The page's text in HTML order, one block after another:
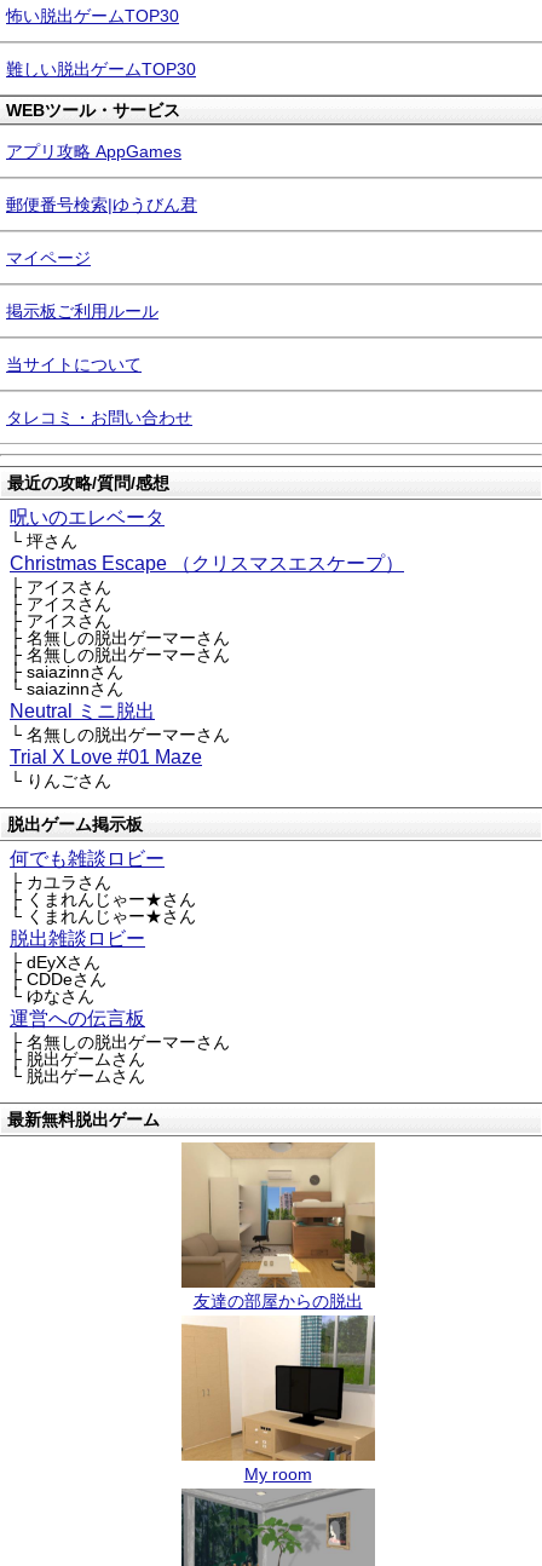
怖い脱出ゲームTOP30
難しい脱出ゲームTOP30
WEBツール・サービス
アプリ攻略 AppGames
郵便番号検索|ゆうびん君
マイページ
掲示板ご利用ルール
当サイトについて
タレコミ・お問い合わせ
最近の攻略/質問/感想
呪いのエレベータ
└ 坪さん
Christmas Escape （クリスマスエスケープ）
├ アイスさん
├ アイスさん
├ アイスさん
├ 名無しの脱出ゲーマーさん
├ 名無しの脱出ゲーマーさん
├ saiazinnさん
└ saiazinnさん
Neutral ミニ脱出
└ 名無しの脱出ゲーマーさん
Trial X Love #01 Maze
└ りんごさん
脱出ゲーム掲示板
何でも雑談ロビー
├ カユラさん
├ くまれんじゃー★さん
└ くまれんじゃー★さん
脱出雑談ロビー
├ dEyXさん
├ CDDeさん
└ ゆなさん
運営への伝言板
├ 名無しの脱出ゲーマーさん
├ 脱出ゲームさん
└ 脱出ゲームさん
最新無料脱出ゲーム
友達の部屋からの脱出
My room